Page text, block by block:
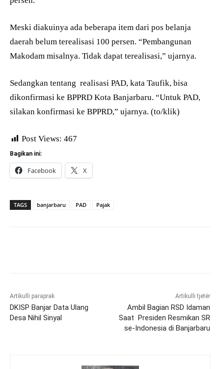
Meski diakuinya ada beberapa item dari pos belanja
daerah belum terealisasi 100 persen. “Pembangunan
Makodam misalnya. Tidak dapat terealisasi,” ujarnya.
Sedangkan tentang realisasi PAD, kata Taufik, bisa
dikonfirmasi ke BPPRD Kota Banjarbaru. “Untuk PAD,
silakan konfirmasi ke BPPRD,” ujarnya. (to/klik)
Post Views: 467
Bagikan ini:
Facebook X
TAGS banjarbaru PAD Pajak
Artikulli paraprak
DKISP Banjar Data Ulang
Desa Nihil Sinyal
Artikulli tjetër
Ambil Bagian RSD Idaman
Saat Presiden Resmikan SR
se-Indonesia di Banjarbaru